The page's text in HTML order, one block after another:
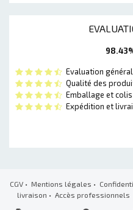
Evaluation
Qualité des
Emballage et colis
Expédition et
CGV • Mentions légales •
livraison • Accès professionnels